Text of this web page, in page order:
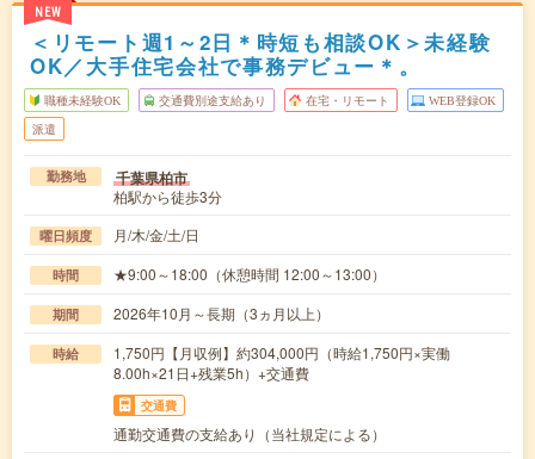
NEW
＜リモート週1～2日＊時短も相談OK＞未経験
OK／大手住宅会社で事務デビュー＊。
職種未経験OK 交通費別途支給あり 在宅・リモート WEB登録OK
派遣
勤務地 千葉県柏市
柏駅から徒歩3分
曜日頻度 月/木/金/土/日
時間 ★9:00～18:00（休憩時間 12:00～13:00）
期間 2026年10月～長期（3ヵ月以上）
時給
1,750円【月収例】約304,000円（時給1,750円×実働
8.00h×21日+残業5h）+交通費
交通費
通勤交通費の支給あり（当社規定による）